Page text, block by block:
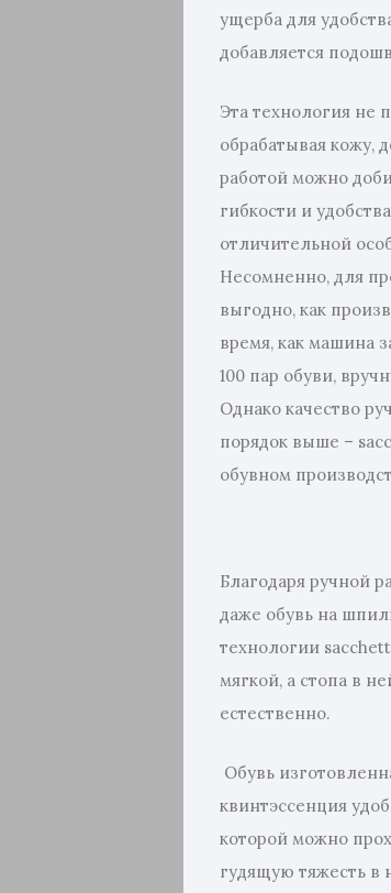
ущерба для
добавляется
Эта технология
обрабатывая кожу,
работой можно
гибкости и
отличительной
Несомненно, для
выгодно, как
время, как машина
100 пар обуви,
Однако качество
порядок выше –
обувном
Благодаря ручной
даже обувь на
технологии
мягкой, а стопа в
естественно.
Обувь
квинтэссенция
которой можно
гудящую тяжесть в